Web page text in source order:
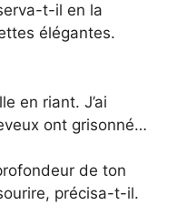
t-il en la
élégantes.
en riant. J’ai
ont grisonné…
de ton
précisa-t-il.